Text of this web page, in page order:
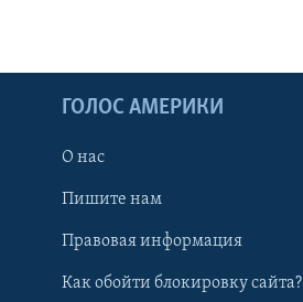
ГОЛОС АМЕРИКИ
О нас
Пишите нам
Правовая информация
Как обойти блокировку сайта?